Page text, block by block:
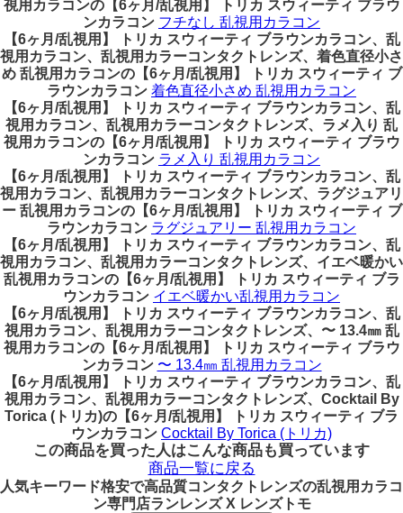
視用カラコンの【6ヶ月/乱視用】 トリカ スウィーティ ブラウ
ンカラコン フチなし 乱視用カラコン
【6ヶ月/乱視用】 トリカ スウィーティ ブラウンカラコン、乱
視用カラコン、乱視用カラーコンタクトレンズ、着色直径小さ
め 乱視用カラコンの【6ヶ月/乱視用】 トリカ スウィーティ ブ
ラウンカラコン 着色直径小さめ 乱視用カラコン
【6ヶ月/乱視用】 トリカ スウィーティ ブラウンカラコン、乱
視用カラコン、乱視用カラーコンタクトレンズ、ラメ入り 乱
視用カラコンの【6ヶ月/乱視用】 トリカ スウィーティ ブラウ
ンカラコン ラメ入り 乱視用カラコン
【6ヶ月/乱視用】 トリカ スウィーティ ブラウンカラコン、乱
視用カラコン、乱視用カラーコンタクトレンズ、ラグジュアリ
ー 乱視用カラコンの【6ヶ月/乱視用】 トリカ スウィーティ ブ
ラウンカラコン ラグジュアリー 乱視用カラコン
【6ヶ月/乱視用】 トリカ スウィーティ ブラウンカラコン、乱
視用カラコン、乱視用カラーコンタクトレンズ、イエベ暖かい
乱視用カラコンの【6ヶ月/乱視用】 トリカ スウィーティ ブラ
ウンカラコン イエベ暖かい乱視用カラコン
【6ヶ月/乱視用】 トリカ スウィーティ ブラウンカラコン、乱
視用カラコン、乱視用カラーコンタクトレンズ、〜 13.4㎜ 乱
視用カラコンの【6ヶ月/乱視用】 トリカ スウィーティ ブラウ
ンカラコン 〜 13.4㎜ 乱視用カラコン
【6ヶ月/乱視用】 トリカ スウィーティ ブラウンカラコン、乱
視用カラコン、乱視用カラーコンタクトレンズ、Cocktail By
Torica (トリカ)の【6ヶ月/乱視用】 トリカ スウィーティ ブラ
ウンカラコン Cocktail By Torica (トリカ)
この商品を買った人はこんな商品も買っています
商品一覧に戻る
人気キーワード格安で高品質コンタクトレンズの乱視用カラコ
ン専門店ランレンズ X レンズトモ